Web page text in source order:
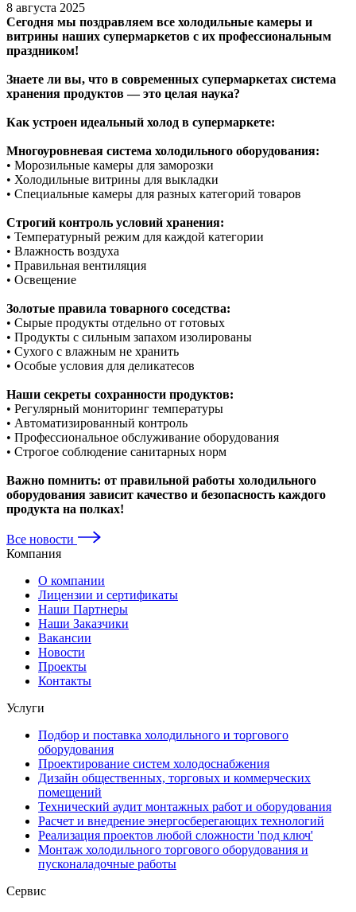
8 августа 2025
Сегодня мы поздравляем все холодильные камеры и
витрины наших супермаркетов с их профессиональным
праздником!
Знаете ли вы, что в современных супермаркетах система
хранения продуктов — это целая наука?
Как устроен идеальный холод в супермаркете:
Многоуровневая система холодильного оборудования:
• Морозильные камеры для заморозки
• Холодильные витрины для выкладки
• Специальные камеры для разных категорий товаров
Строгий контроль условий хранения:
• Температурный режим для каждой категории
• Влажность воздуха
• Правильная вентиляция
• Освещение
Золотые правила товарного соседства:
• Сырые продукты отдельно от готовых
• Продукты с сильным запахом изолированы
• Сухого с влажным не хранить
• Особые условия для деликатесов
Наши секреты сохранности продуктов:
• Регулярный мониторинг температуры
• Автоматизированный контроль
• Профессиональное обслуживание оборудования
• Строгое соблюдение санитарных норм
Важно помнить: от правильной работы холодильного
оборудования зависит качество и безопасность каждого
продукта на полках!
Все новости
Компания
О компании
Лицензии и сертификаты
Наши Партнеры
Наши Заказчики
Вакансии
Новости
Проекты
Контакты
Услуги
Подбор и поставка холодильного и торгового
оборудования
Проектирование систем холодоснабжения
Дизайн общественных, торговых и коммерческих
помещений
Технический аудит монтажных работ и оборудования
Расчет и внедрение энергосберегающих технологий
Реализация проектов любой сложности 'под ключ'
Монтаж холодильного торгового оборудования и
пусконаладочные работы
Сервис